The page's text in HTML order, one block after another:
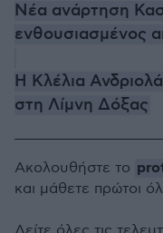
Νέα ανάρτηση
ενθουσιασμένος
Η Κλέλια
στη Λίμνη Δόξας
Ακολουθήστε το
και μάθετε πρώτοι